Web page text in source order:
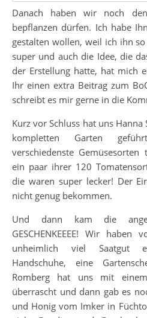
Danach haben wir noch
bepflanzen dürfen. Ich habe
gestalten wollen, weil ich ihn
super und auch die Idee, die
der Erstellung hatte, hat mich
Ihr einen extra Beitrag zum
schreibt es mir gerne in die
Kurz vor Schluss hat uns
kompletten Garten
verschiedenste
ein paar ihrer 120
die waren super lecker! Der
nicht genug bekommen.
Und dann kam die
GESCHENKEEEE! Wir
unheimlich viel Saatgut
Handschuhe, eine
Romberg hat uns mit
überrascht und dann gab es
und Honig vom Imker in